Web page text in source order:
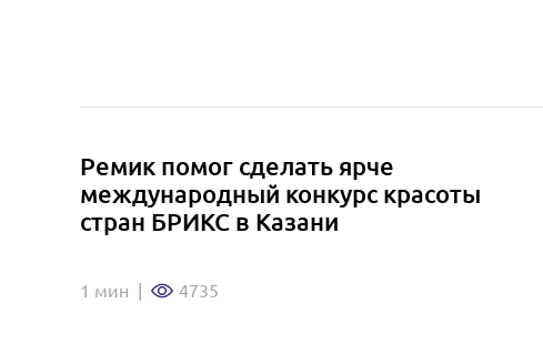
Ремик помог сделать ярче
международный конкурс красоты
стран БРИКС в Казани
1 мин 4735